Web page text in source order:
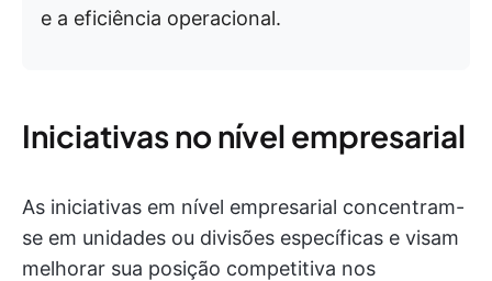
e a eficiência operacional.
Iniciativas no nível empresarial
As iniciativas em nível empresarial concentram-
se em unidades ou divisões específicas e visam
melhorar sua posição competitiva nos